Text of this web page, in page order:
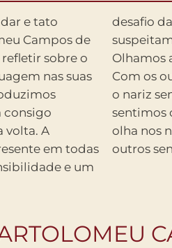
Campos de
sobre o
nas suas
consigo
A
em todas
e um
a vida.
algas. ( )
( ) Com
nos
outros